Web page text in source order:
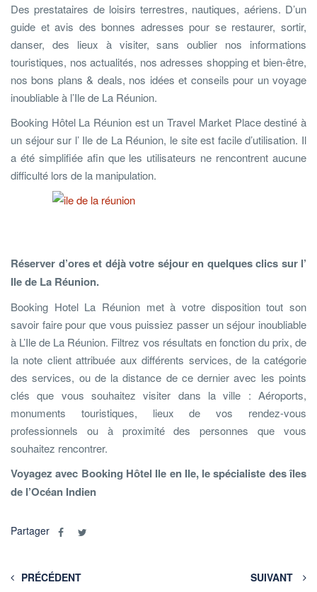
Des prestataires de loisirs terrestres, nautiques, aériens. D’un
guide et avis des bonnes adresses pour se restaurer, sortir,
danser, des lieux à visiter, sans oublier nos informations
touristiques, nos actualités, nos adresses shopping et bien-être,
nos bons plans & deals, nos idées et conseils pour un voyage
inoubliable à l’Ile de La Réunion.
Booking Hôtel La Réunion est un Travel Market Place destiné à
un séjour sur l’ Ile de La Réunion, le site est facile d’utilisation. Il
a été simplifiée afin que les utilisateurs ne rencontrent aucune
difficulté lors de la manipulation.
Réserver d’ores et déjà votre séjour en quelques clics sur l’
Ile de La Réunion.
Booking Hotel La Réunion met à votre disposition tout son
savoir faire pour que vous puissiez passer un séjour inoubliable
à L’Ile de La Réunion. Filtrez vos résultats en fonction du prix, de
la note client attribuée aux différents services, de la catégorie
des services, ou de la distance de ce dernier avec les points
clés que vous souhaitez visiter dans la ville : Aéroports,
monuments touristiques, lieux de vos rendez-vous
professionnels ou à proximité des personnes que vous
souhaitez rencontrer.
Voyagez avec Booking Hôtel Ile en Ile, le spécialiste des îles
de l’Océan Indien
Partager
PRÉCÉDENT SUIVANT